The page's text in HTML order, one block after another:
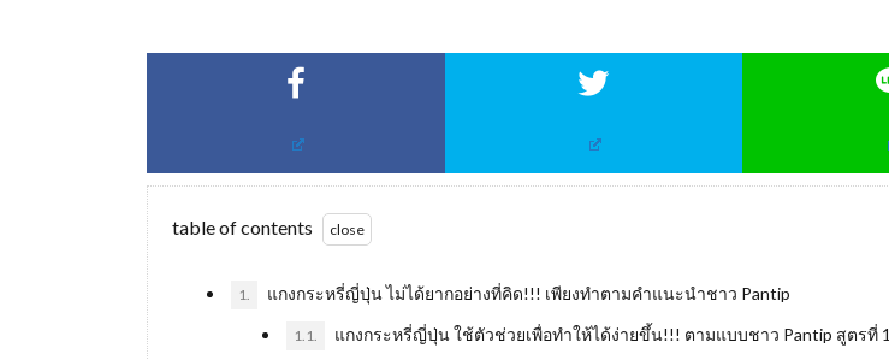
table of contents
1. แกงกระหรี่ญี่ปุ่น ไม่ได้ยากอย่างที่คิด!!! เพียงทําตามคําแนะนําชาว Pantip
1.1. แกงกระหรี่ญี่ปุ่น ใช้ตัวช่วยเพื่อทำให้ได้ง่ายขึ้น!!! ตามแบบชาว Pantip สูตรที่ 1